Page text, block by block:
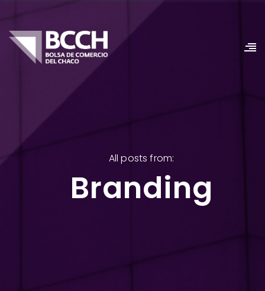
All posts from:
Branding